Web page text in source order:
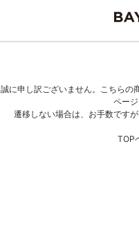
誠に申し訳ございません。こちらの
ページ
遷移しない場合は、お手数です
TOP